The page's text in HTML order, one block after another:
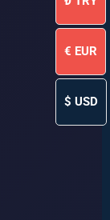
€ EUR
$ USD